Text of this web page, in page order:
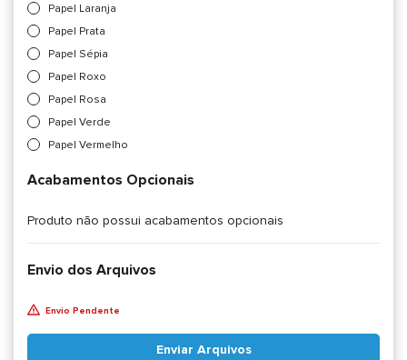
Papel Laranja
Papel Prata
Papel Sépia
Papel Roxo
Papel Rosa
Papel Verde
Papel Vermelho
Acabamentos Opcionais
Produto não possui acabamentos opcionais
Envio dos Arquivos
Envio Pendente
Enviar Arquivos